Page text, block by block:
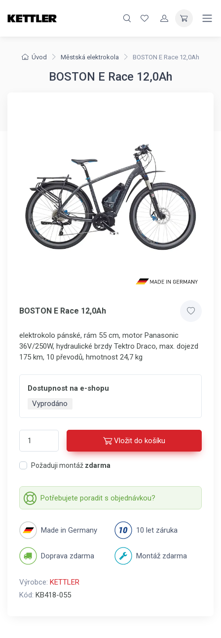
Úvod Městská elektrokola BOSTON E Race 12,0Ah
BOSTON E Race 12,0Ah
BOSTON E Race 12,0Ah
elektrokolo pánské, rám 55 cm, motor Panasonic
36V/250W, hydraulické brzdy Tektro Draco, max. dojezd
175 km, 10 převodů, hmotnost 24,7 kg
Dostupnost na e-shopu
Vyprodáno
Vložit do košíku
Požaduji montáž zdarma
Potřebujete poradit s objednávkou?
Made in Germany 10 let záruka
Doprava zdarma Montáž zdarma
Výrobce: KETTLER
Kód: KB418-055